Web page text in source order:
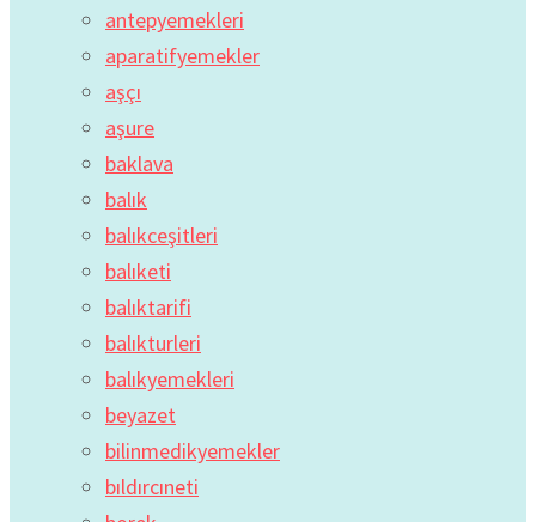
antepyemekleri
aparatifyemekler
aşçı
aşure
baklava
balık
balıkceşitleri
balıketi
balıktarifi
balıkturleri
balıkyemekleri
beyazet
bilinmedikyemekler
bıldırcıneti